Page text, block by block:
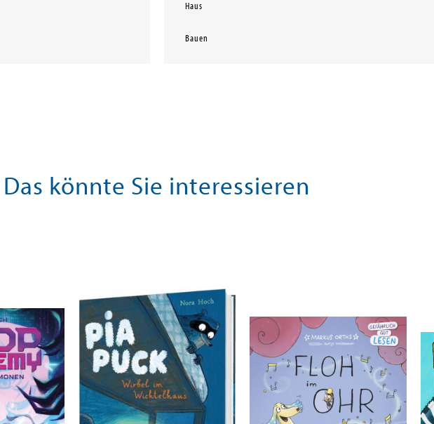
Haus
Bauen
Das könnte Sie interessieren